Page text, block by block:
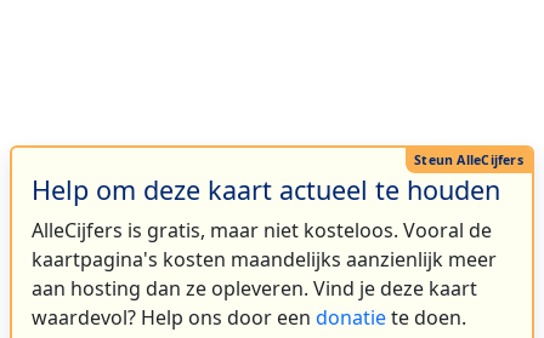
Help om deze kaart actueel te houden
AlleCijfers is gratis, maar niet kosteloos. Vooral de
kaartpagina's kosten maandelijks aanzienlijk meer
aan hosting dan ze opleveren. Vind je deze kaart
waardevol? Help ons door een donatiete doen.